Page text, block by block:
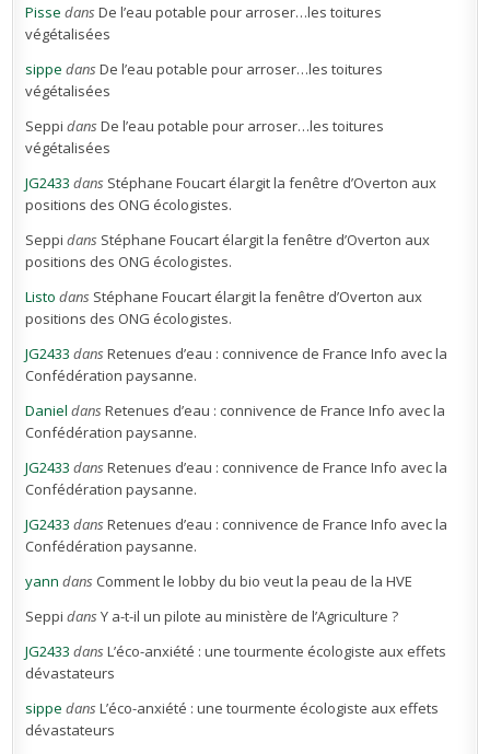
Pisse dansDe l’eau potable pour arroser…les toitures
végétalisées
sippe dansDe l’eau potable pour arroser…les toitures
végétalisées
Seppi dansDe l’eau potable pour arroser…les toitures
végétalisées
JG2433 dans Stéphane Foucart élargit la fenêtre d’Overton aux
positions des ONG écologistes.
Seppi dans Stéphane Foucart élargit la fenêtre d’Overton aux
positions des ONG écologistes.
Listo dans Stéphane Foucart élargit la fenêtre d’Overton aux
positions des ONG écologistes.
JG2433 dansRetenues d’eau : connivence de France Info avec la
Confédération paysanne.
Daniel dansRetenues d’eau : connivence de France Info avec la
Confédération paysanne.
JG2433 dansRetenues d’eau : connivence de France Info avec la
Confédération paysanne.
JG2433 dansRetenues d’eau : connivence de France Info avec la
Confédération paysanne.
yann dans Comment le lobby du bio veut la peau de la HVE
Seppi dansY a-t-il un pilote au ministère de l’Agriculture ?
JG2433 dansL’éco-anxiété : une tourmente écologiste aux effets
dévastateurs
sippe dansL’éco-anxiété : une tourmente écologiste aux effets
dévastateurs